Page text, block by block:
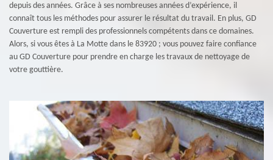
depuis des années. Grâce à ses nombreuses années d’expérience, il
connaît tous les méthodes pour assurer le résultat du travail. En plus, GD
Couverture est rempli des professionnels compétents dans ce domaines.
Alors, si vous êtes à La Motte dans le 83920 ; vous pouvez faire confiance
au GD Couverture pour prendre en charge les travaux de nettoyage de
votre gouttière.